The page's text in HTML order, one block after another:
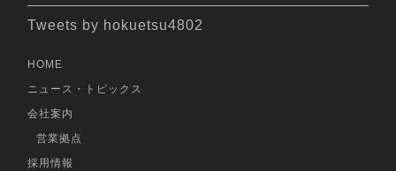
Tweets by hokuetsu4802
HOME
ニュース・トピックス
会社案内
営業拠点
採用情報